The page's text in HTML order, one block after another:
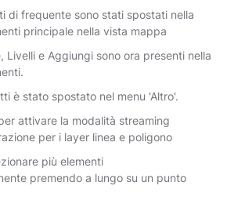
di frequente sono stati spostati nella
principale nella vista mappa
Livelli e Aggiungi sono ora presenti nella
è stato spostato nel menu 'Altro'.
attivare la modalità streaming
per i layer linea e poligono
più elementi
premendo a lungo su un punto